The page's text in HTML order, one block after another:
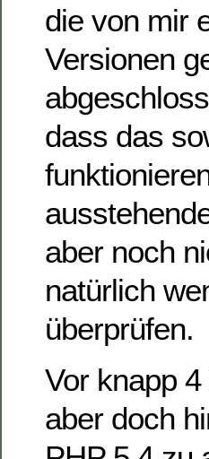
die von mir
Versionen
dass das
aber noch
natürlich
überprüfen.
Vor knapp
aber doch